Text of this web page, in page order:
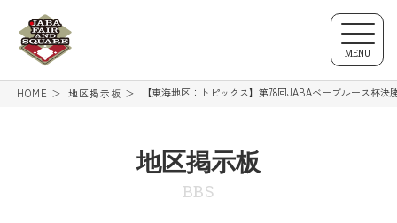
MENU
HOME 地区掲示板 【東海地区：トピックス】第78回JABAベーブルース杯
地区掲示板
BBS